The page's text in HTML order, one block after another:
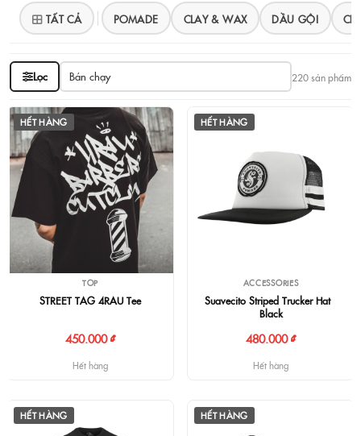
TẤT CẢ POMADE CLAY & WAX DẦU GỘI
Lọc 220 sản phẩm
HẾT HÀNG
TOP
STREET TAG 4RAU Tee
450.000 ₫
Hết hàng
HẾT HÀNG
ACCESSORIES
Suavecito Striped Trucker Hat -
Black
480.000 ₫
Hết hàng
HẾT HÀNG HẾT HÀNG